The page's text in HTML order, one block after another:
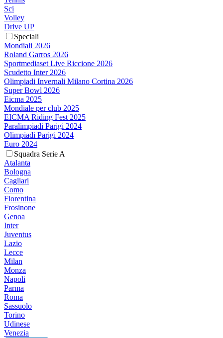
Sci
Volley
Drive UP
Speciali
Mondiali 2026
Roland Garros 2026
Sportmediaset Live Riccione 2026
Scudetto Inter 2026
Olimpiadi Invernali Milano Cortina 2026
Super Bowl 2026
Eicma 2025
Mondiale per club 2025
EICMA Riding Fest 2025
Paralimpiadi Parigi 2024
Olimpiadi Parigi 2024
Euro 2024
Squadra Serie A
Atalanta
Bologna
Cagliari
Como
Fiorentina
Frosinone
Genoa
Inter
Juventus
Lazio
Lecce
Milan
Monza
Napoli
Parma
Roma
Sassuolo
Torino
Udinese
Venezia